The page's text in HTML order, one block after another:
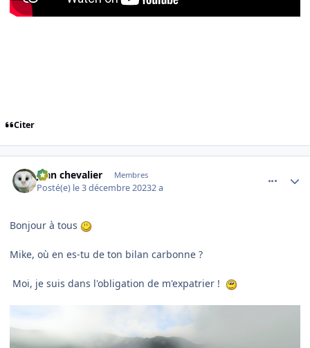
Citer
jean chevalier Membres
Posté(e) le 3 décembre 20232 a
Bonjour à tous
Mike, où en es-tu de ton bilan carbonne ?
Moi, je suis dans l'obligation de m'expatrier !